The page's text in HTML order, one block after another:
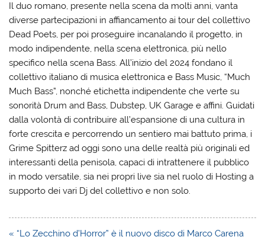
Il duo romano, presente nella scena da molti anni, vanta
diverse partecipazioni in affiancamento ai tour del collettivo
Dead Poets, per poi proseguire incanalando il progetto, in
modo indipendente, nella scena elettronica, più nello
specifico nella scena Bass. All’inizio del 2024 fondano il
collettivo italiano di musica elettronica e Bass Music, “Much
Much Bass”, nonché etichetta indipendente che verte su
sonorità Drum and Bass, Dubstep, UK Garage e affini. Guidati
dalla volontà di contribuire all’espansione di una cultura in
forte crescita e percorrendo un sentiero mai battuto prima, i
Grime Spitterz ad oggi sono una delle realtà più originali ed
interessanti della penisola, capaci di intrattenere il pubblico
in modo versatile, sia nei propri live sia nel ruolo di Hosting a
supporto dei vari Dj del collettivo e non solo.
Navigazione
« “Lo Zecchino d’Horror” è il nuovo disco di Marco Carena